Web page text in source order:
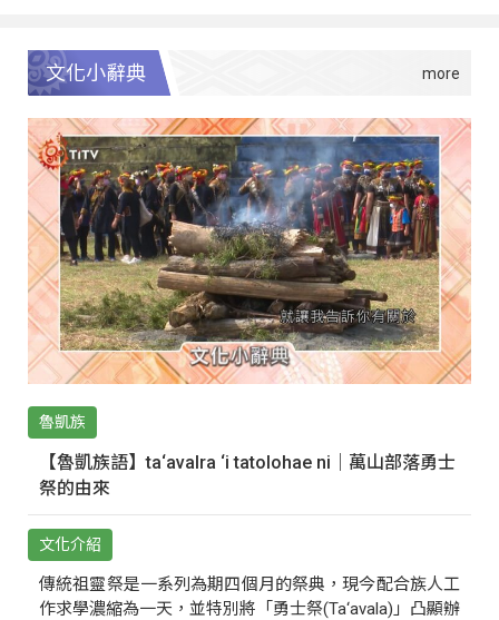
文化小辭典
魯凱族
【魯凱族語】ta‘avalra ‘i tatolohae ni｜萬山部落勇士
祭的由來
文化介紹
傳統祖靈祭是一系列為期四個月的祭典，現今配合族人工
作求學濃縮為一天，並特別將「勇士祭(Ta‘avala)」凸顯辦